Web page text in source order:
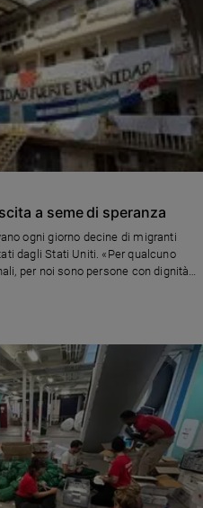
a seme di speranza
ogni giorno decine di migranti
dagli Stati Uniti. «Per qualcuno
per noi sono persone con dignità e
insieme», dice il direttore, padre